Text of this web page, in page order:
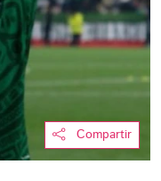
Compartir